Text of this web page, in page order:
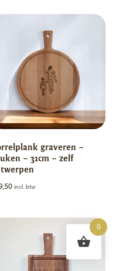
graveren –
– 31cm – zelf
incl. btw
0